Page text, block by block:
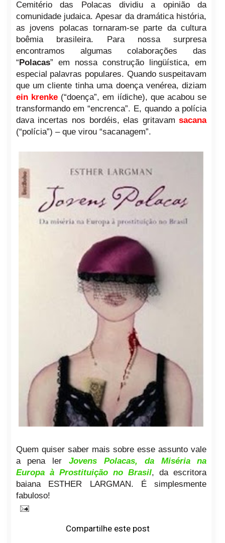
Cemitério das Polacas dividiu a opinião da
comunidade judaica. Apesar da dramática história,
as jovens polacas tornaram-se parte da cultura
boêmia brasileira. Para nossa surpresa
encontramos algumas colaborações das
“ Polacas” em nossa construção lingüística, em
especial palavras populares. Quando suspeitavam
que um cliente tinha uma doença venérea, diziam
ein krenke(“doença”, em iídiche), que acabou se
transformando em “encrenca”. E, quando a polícia
dava incertas nos bordéis, elas gritavamsacana
(“polícia”) – que virou “sacanagem”.
Quem quiser saber mais sobre esse assunto vale
a pena lerJovens Polacas, da Miséria na
Europa à Prostituição no Brasil, da escritora
baiana ESTHER LARGMAN. É simplesmente
fabuloso!
Compartilhe este post